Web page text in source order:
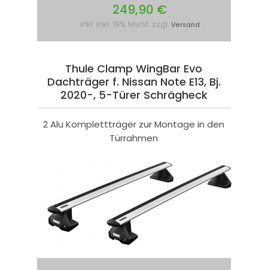
249,90 €
inkl. inkl. 19% MwSt. zzgl. Versand
Thule Clamp WingBar Evo
Dachträger f. Nissan Note E13, Bj.
2020-, 5-Türer Schrägheck
2 Alu Komplettträger zur Montage in den
Türrahmen